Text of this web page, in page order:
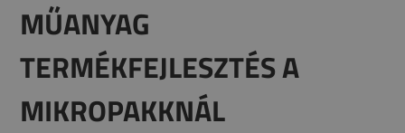
MŰANYAG
TERMÉKFEJLESZTÉS A
MIKROPAKKNÁL